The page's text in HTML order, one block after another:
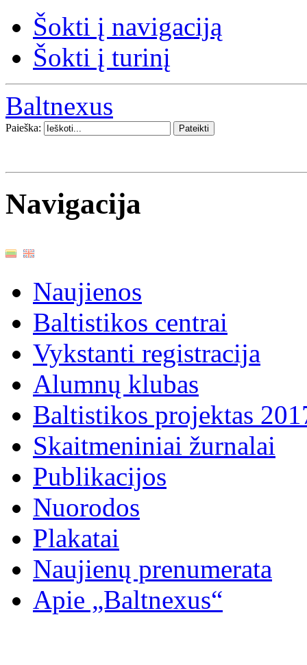
Šokti į navigaciją
Šokti į turinį
Baltnexus
Paieška:
Navigacija
Naujienos
Baltistikos centrai
Vykstanti registracija
Alumnų klubas
Baltistikos projektas
Skaitmeniniai žurnalai
Publikacijos
Nuorodos
Plakatai
Naujienų prenumerata
Apie „Baltnexus“